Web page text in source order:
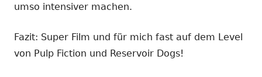
umso intensiver machen.
Fazit: Super Film und für mich fast auf dem Level
von Pulp Fiction und Reservoir Dogs!